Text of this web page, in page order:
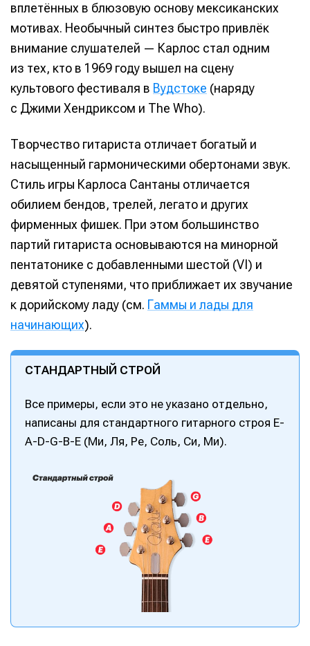
вплетённых в блюзовую основу мексиканских
мотивах. Необычный синтез быстро привлёк
внимание слушателей — Карлос стал одним
из тех, кто в 1969 году вышел на сцену
культового фестиваля в Вудстоке (наряду
с Джими Хендриксом и The Who).
Творчество гитариста отличает богатый и
насыщенный гармоническими обертонами звук.
Стиль игры Карлоса Сантаны отличается
обилием бендов, трелей, легато и других
фирменных фишек. При этом большинство
партий гитариста основываются на минорной
пентатонике с добавленными шестой (VI) и
девятой ступенями, что приближает их звучание
к дорийскому ладу (см. Гаммы и лады для
начинающих).
СТАНДАРТНЫЙ СТРОЙ
Все примеры, если это не указано отдельно,
написаны для стандартного гитарного строя E-
A-D-G-B-E (Ми, Ля, Ре, Соль, Си, Ми).